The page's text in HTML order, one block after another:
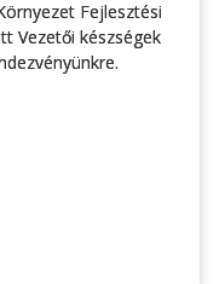
Fejlesztési
Vezetői készségek